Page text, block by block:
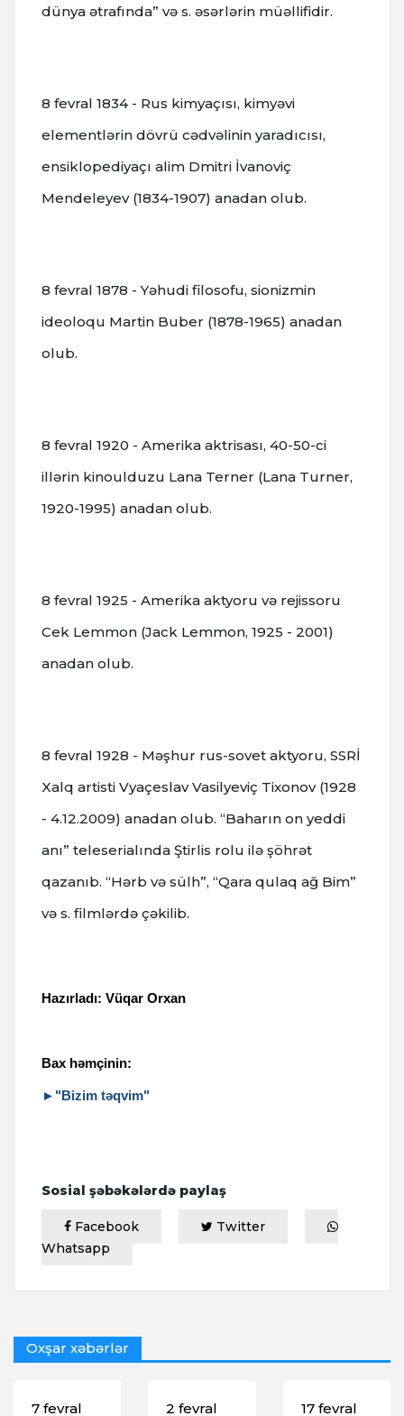
dünya ətrafında” və s. əsərlərin müəllifidir.
8 fevral 1834 - Rus kimyaçısı, kimyəvi
elementlərin dövrü cədvəlinin yaradıcısı,
ensiklopediyaçı alim Dmitri İvanoviç
Mendeleyev (1834-1907) anadan olub.
8 fevral 1878 - Yəhudi filosofu, sionizmin
ideoloqu Martin Buber (1878-1965) anadan
olub.
8 fevral 1920 - Amerika aktrisası, 40-50-ci
illərin kinoulduzu Lana Terner (Lana Turner,
1920-1995) anadan olub.
8 fevral 1925 - Amerika aktyoru və rejissoru
Cek Lemmon (Jack Lemmon, 1925 - 2001)
anadan olub.
8 fevral 1928 - Məşhur rus-sovet aktyoru, SSRİ
Xalq artisti Vyaçeslav Vasilyeviç Tixonov (1928
- 4.12.2009) anadan olub. “Baharın on yeddi
anı” teleserialında Ştirlis rolu ilə şöhrət
qazanıb. “Hərb və sülh”, “Qara qulaq ağ Bim”
və s. filmlərdə çəkilib.
Hazırladı: Vüqar Orxan
Bax həmçinin:
►"Bizim təqvim"
Sosial şəbəkələrdə paylaş
Facebook
Twitter
Whatsapp
Oxşar xəbərlər
7 fevral 2 fevral 17 fevral